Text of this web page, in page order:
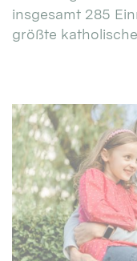
insgesamt 285
größte